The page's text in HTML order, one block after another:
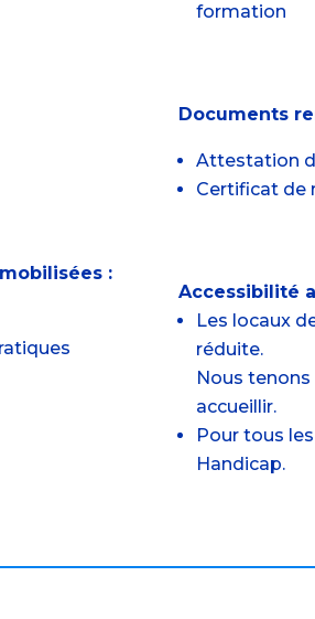
:
formation
Documents
Attestation
Certificat de
Accessibilité
Les locaux
réduite.
Nous
accueillir.
Pour tous
Handicap.